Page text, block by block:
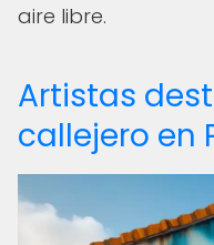
aire libre.
Artistas
callejero en